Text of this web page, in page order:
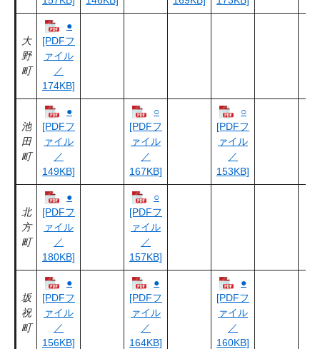
大
野
町
●
[PDFフ
ァイル
／
174KB]
池
田
町
●
[PDFフ
ァイル
／
149KB]
○
[PDFフ
ァイル
／
167KB]
○
[PDFフ
ァイル
／
153KB]
北
方
町
●
[PDFフ
ァイル
／
180KB]
○
[PDFフ
ァイル
／
157KB]
坂
祝
町
●
[PDFフ
ァイル
／
156KB]
●
[PDFフ
ァイル
／
164KB]
●
[PDFフ
ァイル
／
160KB]